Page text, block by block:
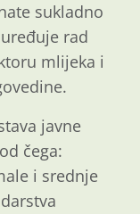
sukladno
rad
mlijeka i
javne
od čega:
i srednje